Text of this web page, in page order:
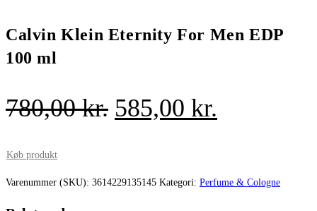
Calvin Klein Eternity For Men EDP
100 ml
780,00kr. Den
var:
585,00 kr.
er:
Køb produkt
Varenummer (SKU): 3614229135145 Kategori: Perfume & Cologne